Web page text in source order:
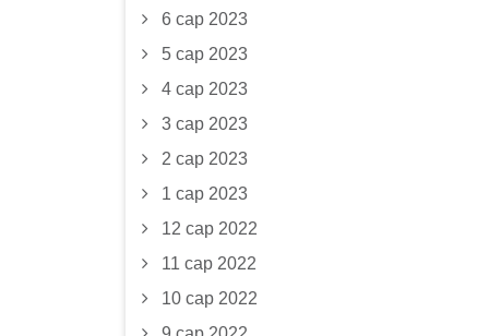
6 сар 2023
5 сар 2023
4 сар 2023
3 сар 2023
2 сар 2023
1 сар 2023
12 сар 2022
11 сар 2022
10 сар 2022